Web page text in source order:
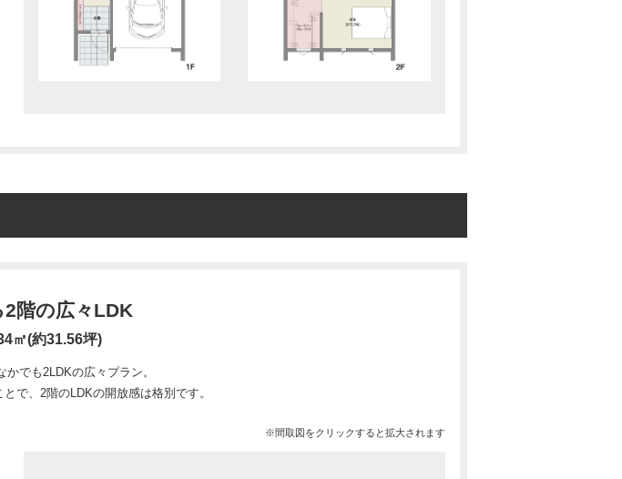
2階の広々LDK
㎡(約31.56坪)
でも2LDKの広々プラン。
で、2階のLDKの開放感は格別です。
※間取図をクリックすると拡大されます